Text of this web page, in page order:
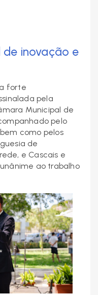
de inovação e
forte
pela
Municipal de
pelo
como pelos
de
e Cascais e
ao trabalho